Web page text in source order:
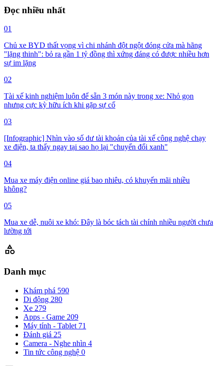
Đọc nhiều nhất
01
Chủ xe BYD thất vọng vì chi nhánh đột ngột đóng cửa mà hãng
"lặng thinh": bỏ ra gần 1 tỷ đồng thì xứng đáng có được nhiều hơn
sự im lặng
02
Tài xế kinh nghiệm luôn để sẵn 3 món này trong xe: Nhỏ gọn
nhưng cực kỳ hữu ích khi gặp sự cố
03
[Infographic] Nhìn vào số dư tài khoản của tài xế công nghệ chạy
xe điện, ta thấy ngay tại sao họ lại "chuyển đổi xanh"
04
Mua xe máy điện online giá bao nhiêu, có khuyến mãi nhiều
không?
05
Mua xe dễ, nuôi xe khó: Đây là bóc tách tài chính nhiều người chưa
lường tới
category
Danh mục
Khám phá 590
Di động 280
Xe 279
Apps - Game 209
Máy tính - Tablet 71
Đánh giá 25
Camera - Nghe nhìn 4
Tin tức công nghệ 0